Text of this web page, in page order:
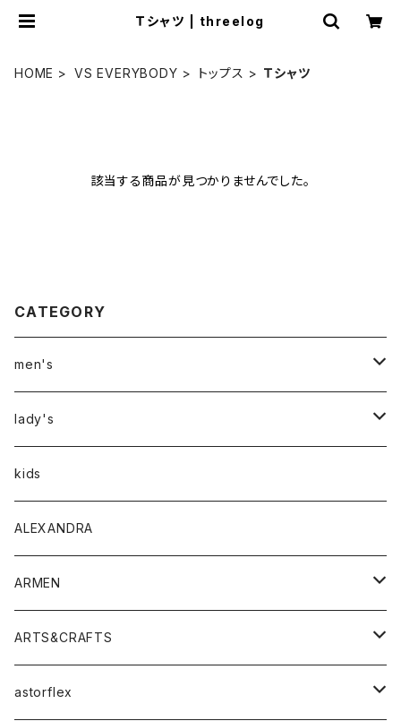
Ｔシャツ | threelog
HOME VS EVERYBODY トップス Ｔシャツ
該当する商品が見つかりませんでした。
CATEGORY
men's
アウター
トップス
Tシャツ
シャツ
ボトムス
lady's
アウター
トップス
Tシャツ・カットソー
シャツ・ブラウス
ボトムス
パンツ
スカート
ワンピース・オールインワン
バッグ
kids
ALEXANDRA
ARMEN
アウター
コート
トップス
ARTS&CRAFTS
アクセサリー
astorflex